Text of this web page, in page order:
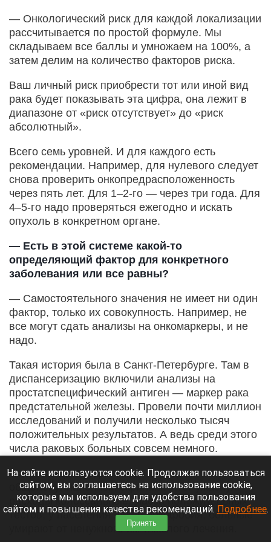
— Онкологический риск для каждой локализации
рассчитывается по простой формуле. Мы
складываем все баллы и умножаем на 100%, а
затем делим на количество факторов риска.
Ваш личный риск приобрести тот или иной вид
рака будет показывать эта цифра, она лежит в
диапазоне от «риск отсутствует» до «риск
абсолютный».
Всего семь уровней. И для каждого есть
рекомендации. Например, для нулевого следует
снова проверить онкопредрасположенность
через пять лет. Для 1–2-го — через три года. Для
4–5-го надо проверяться ежегодно и искать
опухоль в конкретном органе.
— Есть в этой системе какой-то
определяющий фактор для конкретного
заболевания или все равны?
— Самостоятельного значения не имеет ни один
фактор, только их совокупность. Например, не
все могут сдать анализы на онкомаркеры, и не
надо.
Такая история была в Санкт-Петербурге. Там в
диспансеризацию включили анализы на
простатспецифический антиген — маркер рака
предстательной железы. Провели почти миллион
исследований и получили несколько тысяч
положительных результатов. А ведь среди этого
числа раковых больных совсем немного.
Американцы вводили этот маркер в
общепопуляционный скрининг. Итог ужаснул:
расходы колоссальные, масса положительных
тестов, у населения дикая онкофобия, больные
умирают от ненужного им тяжелого лечения.
На сайте используются cookie. Продолжая пользоваться
сайтом, вы соглашаетесь на использование cookie,
которые мы используем для удобства пользования
сайтом и повышения качества рекомендаций. Подробнее.
Принять